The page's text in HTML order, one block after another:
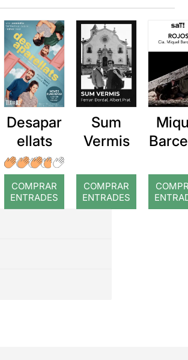
Desapar
ellats
COMPRAR
ENTRADES
Sum
Vermis
COMPRAR
ENTRADES